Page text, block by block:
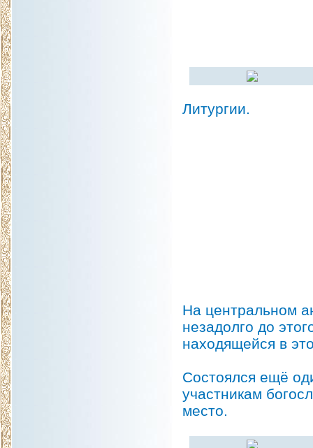
Литургии.
На центральном
незадолго до
находящейся в
Состоялся ещё
участникам
место.